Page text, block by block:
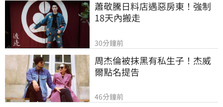
蕭敬騰日料店遇惡房東！強制
18天內搬走
30分鐘前
周杰倫被抹黑有私生子！杰威
爾點名提告
46分鐘前